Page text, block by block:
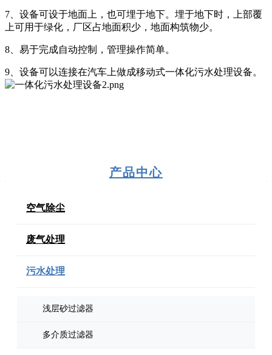
7、设备可设于地面上，也可埋于地下。埋于地下时，上部覆
上可用于绿化，厂区占地面积少，地面构筑物少。
8、易于完成自动控制，管理操作简单。
9、设备可以连接在汽车上做成移动式一体化污水处理设备。
产品中心
空气除尘
废气处理
污水处理
浅层砂过滤器
多介质过滤器